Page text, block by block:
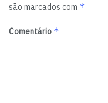
são marcados com *
Comentário *